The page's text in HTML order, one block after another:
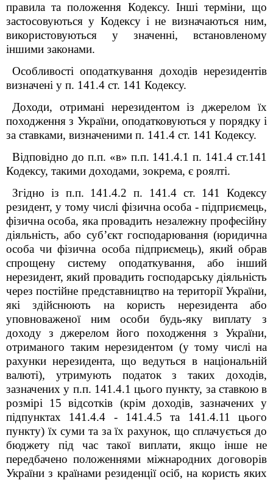
правила та положення Кодексу. Інші терміни, що
застосовуються у Кодексу і не визначаються ним,
використовуються у значенні, встановленому
іншими законами.
Особливості оподаткування доходів нерезидентів
визначені у п. 141.4 ст. 141 Кодексу.
Доходи, отримані нерезидентом із джерелом їх
походження з України, оподатковуються у порядку і
за ставками, визначеними п. 141.4 ст. 141 Кодексу.
Відповідно до п.п. «в» п.п. 141.4.1 п. 141.4 ст.141
Кодексу, такими доходами, зокрема, є роялті.
Згідно із п.п. 141.4.2 п. 141.4 ст. 141 Кодексу
резидент, у тому числі фізична особа - підприємець,
фізична особа, яка провадить незалежну професійну
діяльність, або суб’єкт господарювання (юридична
особа чи фізична особа підприємець), який обрав
спрощену систему оподаткування, або інший
нерезидент, який провадить господарську діяльність
через постійне представництво на території України,
які здійснюють на користь нерезидента або
уповноваженої ним особи будь-яку виплату з
доходу з джерелом його походження з України,
отриманого таким нерезидентом (у тому числі на
рахунки нерезидента, що ведуться в національній
валюті), утримують податок з таких доходів,
зазначених у п.п. 141.4.1 цього пункту, за ставкою в
розмірі 15 відсотків (крім доходів, зазначених у
підпунктах 141.4.4 - 141.4.5 та 141.4.11 цього
пункту) їх суми та за їх рахунок, що сплачується до
бюджету під час такої виплати, якщо інше не
передбачено положеннями міжнародних договорів
України з країнами резиденції осіб, на користь яких